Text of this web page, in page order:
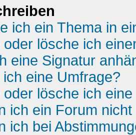
ich ein Thema in
lösche ich
eine Signatur
eine Umfrage?
lösche ich
ich ein Forum
ich bei